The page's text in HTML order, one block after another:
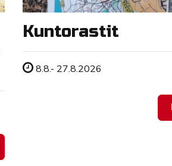
Kuntorastit
Tapahtuman ajankohta
8.8.- 27.8.2026